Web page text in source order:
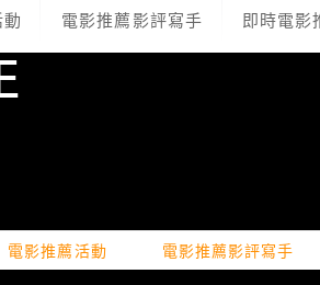
電影推薦影評寫手 即時電影
電影推薦活動 電影推薦影評寫手